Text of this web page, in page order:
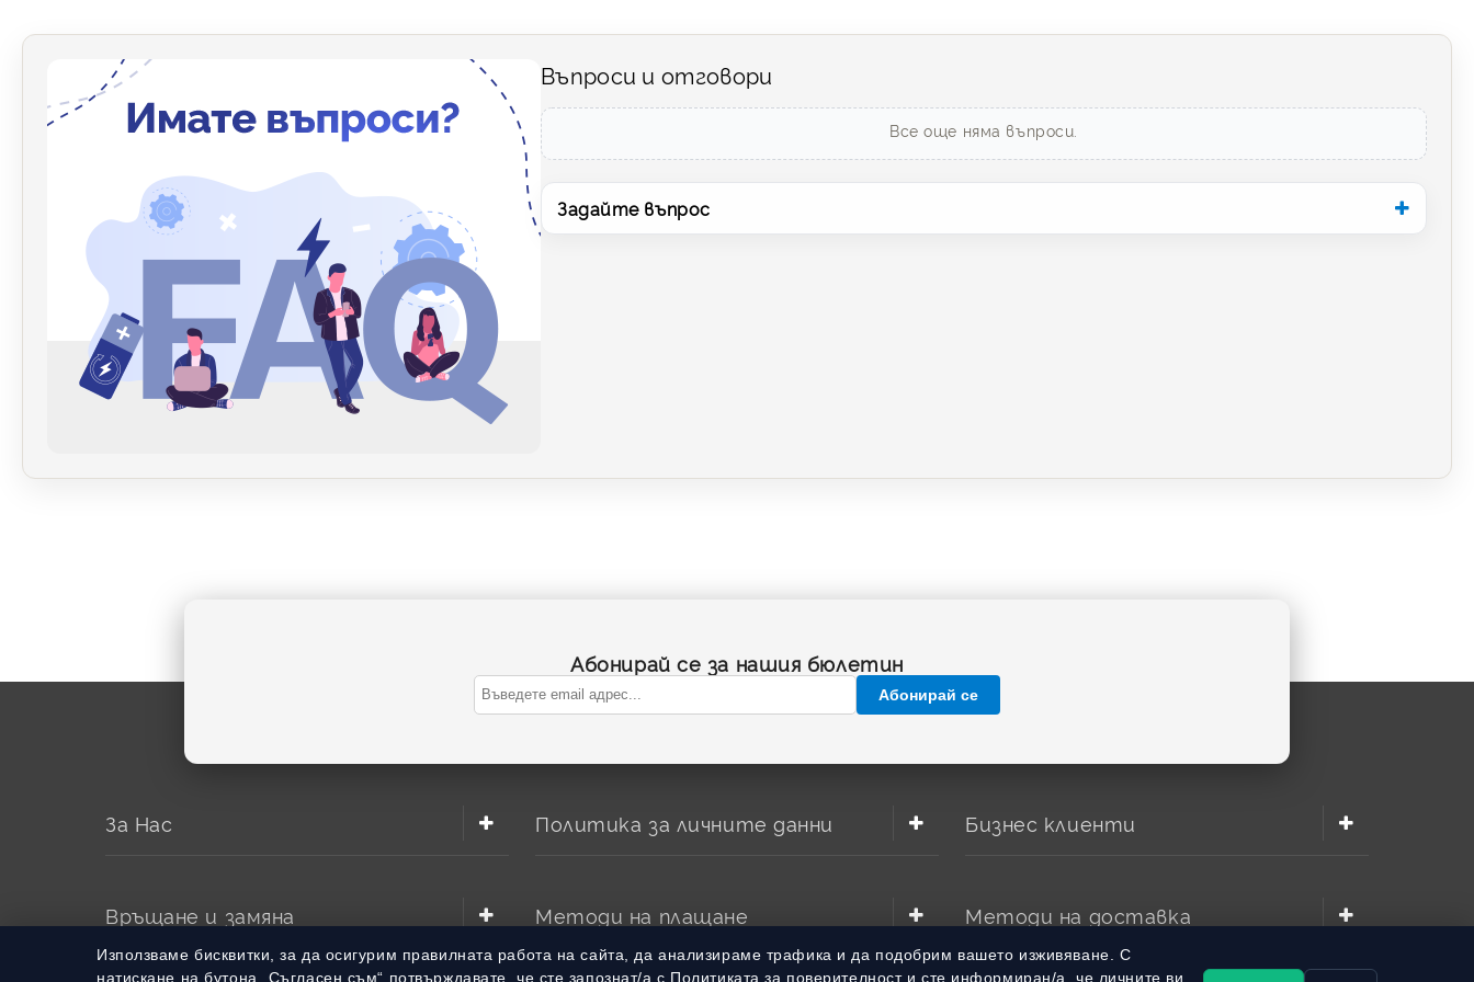
Използваме бисквитки, за да осигурим правилната работа на сайта, да анализираме трафика и да подобрим вашето изживяване. С
натискане на бутона „Съгласен съм“ потвърждавате, че сте запознат/а с Политиката за поверителност и сте информиран/а, че личните ви
Въпроси и отговори
Все още няма въпроси.
Задайте въпрос
Абонирай се за нашия бюлетин
Абонирай се
За Нас Политика за личните данни Бизнес клиенти
Връщане и замяна Методи на плащане Методи на доставка